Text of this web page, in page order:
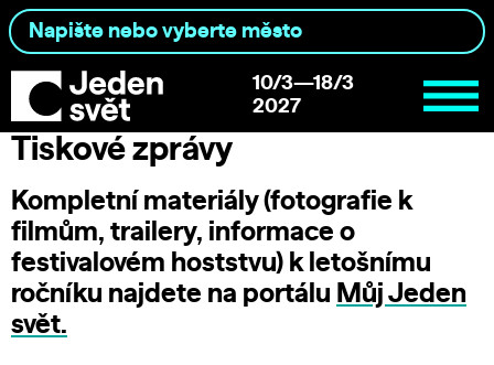
10/3—18/3
2027
Tiskové zprávy
Kompletní materiály (fotografie k
filmům, trailery, informace o
festivalovém hoststvu) k letošnímu
ročníku najdete na portálu Můj Jeden
svět.